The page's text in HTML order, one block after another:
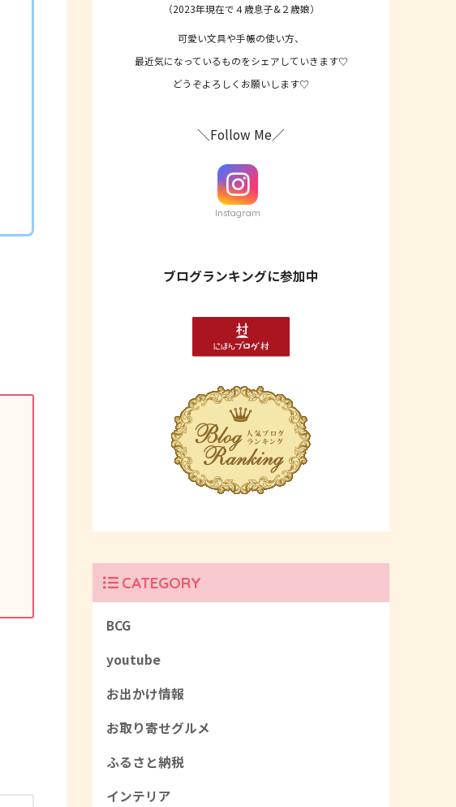
（2023年現在で４歳息子&２歳娘）
可愛い文具や手帳の使い方、
最近気になっているものをシェアしていきます♡
どうぞよろしくお願いします♡
＼Follow Me／
Instagram
ブログランキングに参加中
CATEGORY
BCG
youtube
お出かけ情報
お取り寄せグルメ
ふるさと納税
インテリア